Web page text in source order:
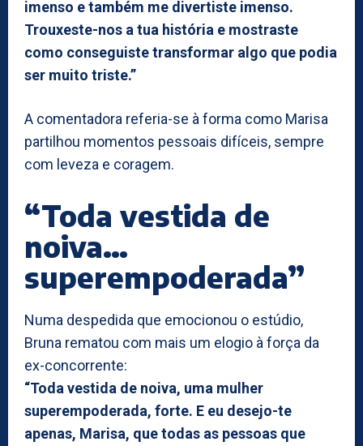
imenso e também me divertiste imenso.
Trouxeste-nos a tua história e mostraste
como conseguiste transformar algo que podia
ser muito triste.”
A comentadora referia-se à forma como Marisa
partilhou momentos pessoais difíceis, sempre
com leveza e coragem.
“Toda vestida de
noiva…
superempoderada”
Numa despedida que emocionou o estúdio,
Bruna rematou com mais um elogio à força da
ex-concorrente:
“Toda vestida de noiva, uma mulher
superempoderada, forte. E eu desejo-te
apenas, Marisa, que todas as pessoas que